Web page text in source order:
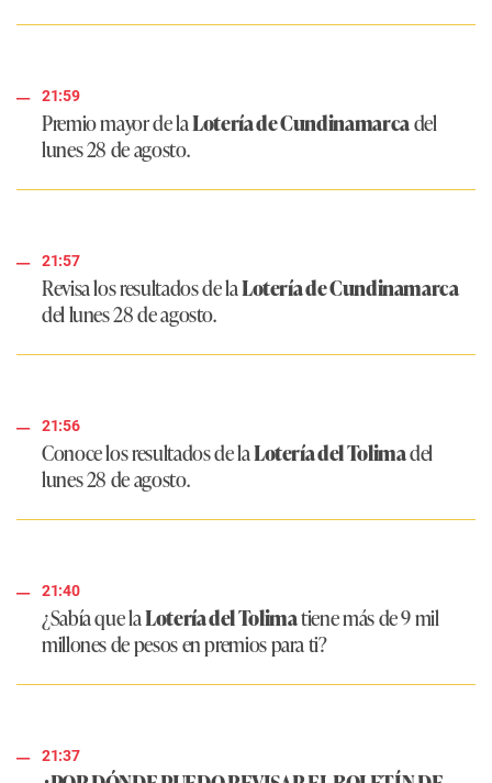
21:59
Premio mayor de laLotería de Cundinamarcadel
lunes 28 de agosto.
21:57
Revisa los resultados de laLotería de Cundinamarca
del lunes 28 de agosto.
21:56
Conoce los resultados de laLotería del Tolimadel
lunes 28 de agosto.
21:40
¿Sabía que laLotería del Tolimatiene más de 9 mil
millones de pesos en premios para ti?
21:37